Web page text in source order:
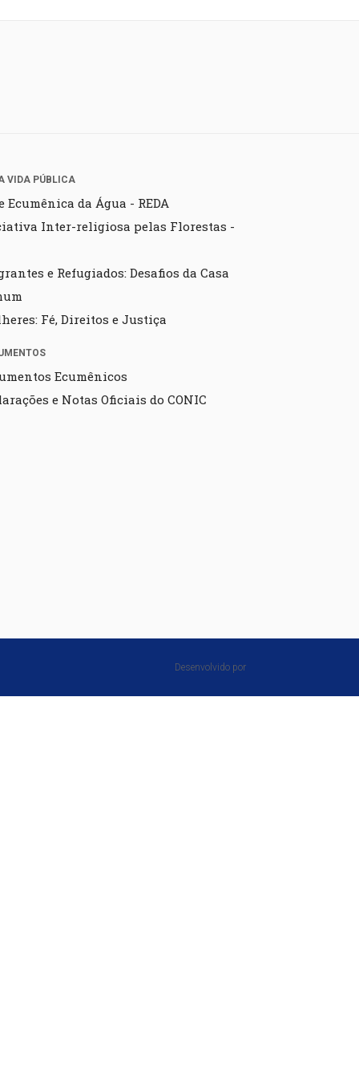
VIDA PÚBLICA
Ecumênica da Água - REDA
Inter-religiosa pelas Florestas -
e Refugiados: Desafios da Casa
Fé, Direitos e Justiça
Ecumênicos
e Notas Oficiais do CONIC
Desenvolvido por⠀